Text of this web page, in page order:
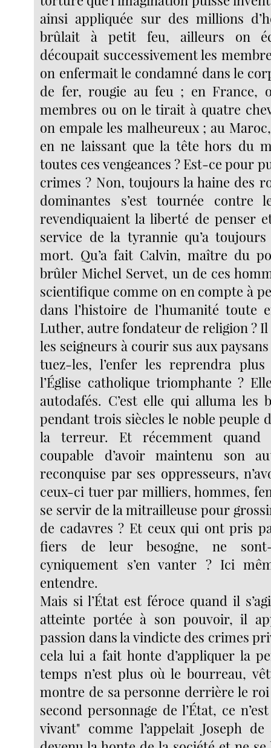
ainsi appliquée sur des millions
brûlait à petit feu, ailleurs on
découpait successivement les
on enfermait le condamné dans le
de fer, rougie au feu ; en France,
membres ou on le tirait à quatre
on empale les malheureux ; au
en ne laissant que la tête hors du
toutes ces vengeances ? Est-ce pour
crimes ? Non, toujours la haine des
dominantes s’est tournée contre
revendiquaient la liberté de penser et
service de la tyrannie qu’a
mort. Qu’a fait Calvin, maître du
brûler Michel Servet, un de ces
scientifique comme on en compte à
dans l’histoire de l’humanité toute
Luther, autre fondateur de religion ? Il
les seigneurs à courir sus aux
tuez-les, l’enfer les reprendra
l’Église catholique triomphante ?
autodafés. C’est elle qui alluma les
pendant trois siècles le noble peuple
la terreur. Et récemment quand
coupable d’avoir maintenu son
reconquise par ses oppresseurs,
ceux-ci tuer par milliers, hommes,
se servir de la mitrailleuse pour
de cadavres ? Et ceux qui ont pris
fiers de leur besogne, ne
cyniquement s’en vanter ? Ici
entendre.
Mais si l’État est féroce quand il
atteinte portée à son pouvoir, il
passion dans la vindicte des crimes
cela lui a fait honte d’appliquer la
temps n’est plus où le bourreau,
montre de sa personne derrière le roi
second personnage de l’État, ce
vivant" comme l’appelait Joseph